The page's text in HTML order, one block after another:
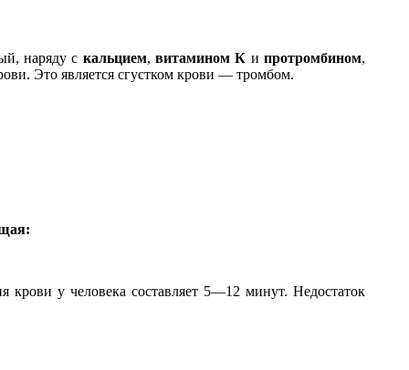
наряду с кальцием, витамином К ипротромбином,
Это является сгустком крови — тромбом.
у человека составляет 5—12 минут. Недостаток